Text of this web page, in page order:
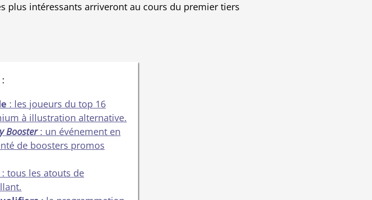
plus intéressants arriveront au cours du premier tiers
: les joueurs du top 16
à illustration alternative.
Booster: un événement en
de boosters promos
tous les atouts de